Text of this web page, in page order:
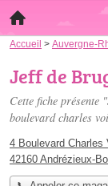
Accueil > Auvergne-
Jeff de
Cette fiche présente
boulevard charles
4 Boulevard Charles
42160 Andrézieux-